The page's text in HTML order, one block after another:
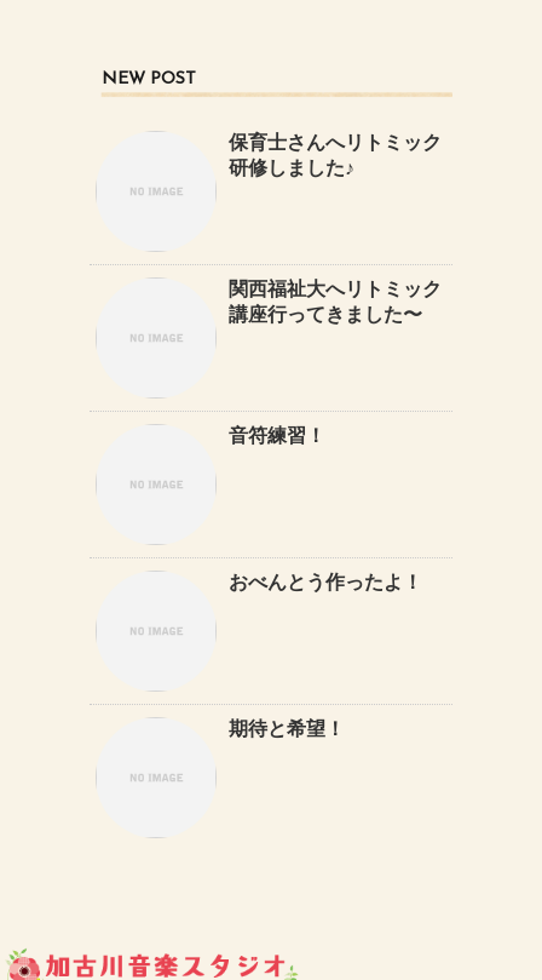
NEW POST
保育士さんへリトミック
研修しました♪
関西福祉大へリトミック
講座行ってきました〜
音符練習！
おべんとう作ったよ！
期待と希望！